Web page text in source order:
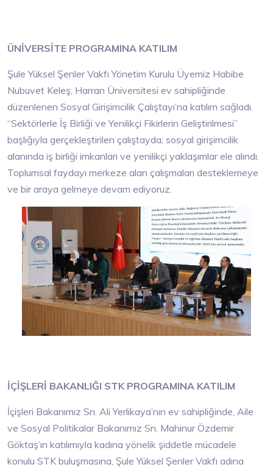
ÜNİVERSİTE PROGRAMINA KATILIM
Şule Yüksel Şenler Vakfı Yönetim Kurulu Üyemiz Habibe
Nubuvet Keleş, Harran Üniversitesi ev sahipliğinde
düzenlenen Sosyal Girişimcilik Çalıştayı’na katılım sağladı.
“Sektörlerle İş Birliği ve Yenilikçi Fikirlerin Geliştirilmesi”
başlığıyla gerçekleştirilen çalıştayda; sosyal girişimcilik
alanında iş birliği imkanları ve yenilikçi yaklaşımlar ele alındı.
Toplumsal faydayı merkeze alan çalışmaları desteklemeye
ve bir araya gelmeye devam ediyoruz.
İÇİŞLERİ BAKANLIĞI STK PROGRAMINA KATILIM
İçişleri Bakanımız Sn. Ali Yerlikaya’nın ev sahipliğinde, Aile
ve Sosyal Politikalar Bakanımız Sn. Mahinur Özdemir
Göktaş’ın katılımıyla kadına yönelik şiddetle mücadele
konulu STK buluşmasına, Şule Yüksel Şenler Vakfı adına